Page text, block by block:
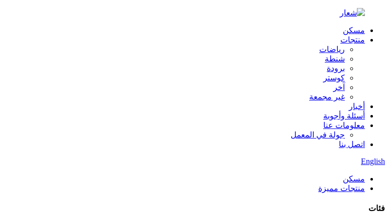
مسكن
منتجات
رياضات
شنطة
برودة
كوستر
آخر
غير مجمعة
أخبار
أسئلة وأجوبة
معلومات عنا
جولة في المعمل
اتصل بنا
English
مسكن
منتجات مميزة
فئات